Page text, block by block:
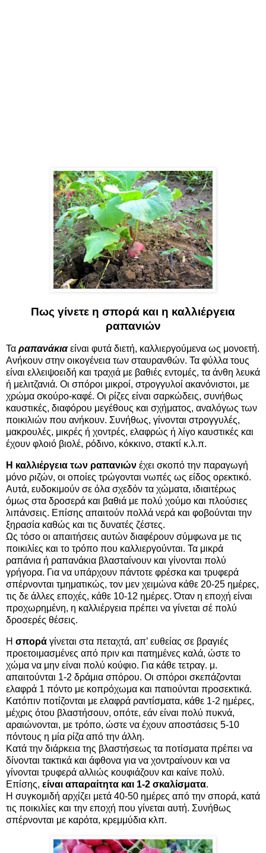
Πως γίνετε η σπορά και η καλλιέργεια
ραπανιών
Τα ραπανάκιαείναι φυτά διετή, καλλιεργούμενα ως μονοετή.
Ανήκουν στην οικογένεια των σταυρανθών. Τα φύλλα τους
είναι ελλειψοειδή και τραχιά με βαθιές εντομές, τα άνθη λευκά
ή μελιτζανιά. Οι σπόροι μικροί, στρογγυλοί ακανόνιστοι, με
χρώμα σκούρο-καφέ. Οι ρίζες είναι σαρκώδεις, συνήθως
καυστικές, διαφόρου μεγέθους και σχήματος, αναλόγως των
ποικιλιών που ανήκουν. Συνήθως, γίνονται στρογγυλές,
μακρουλές, μικρές ή χοντρές, ελαφρώς ή λίγο καυστικές και
έχουν φλοιό βιολέ, ρόδινο, κόκκινο, στακτί κ.λ.π.
Η καλλιέργεια των ραπανιών έχει σκοπό την παραγωγή
μόνο ριζών, οι οποίες τρώγονται νωπές ως είδος ορεκτικό.
Αυτά, ευδοκιμούν σε όλα σχεδόν τα χώματα, ιδιαιτέρως
όμως στα δροσερά και βαθιά με πολύ χούμο και πλούσιες
λιπάνσεις. Επίσης απαιτούν πολλά νερά και φοβούνται την
ξηρασία καθώς και τις δυνατές ζέστες.
Ως τόσο οι απαιτήσεις αυτών διαφέρουν σύμφωνα με τις
ποικιλίες και το τρόπο που καλλιεργούνται. Τα μικρά
ραπάνια ή ραπανάκια βλασταίνουν και γίνονται πολύ
γρήγορα. Για να υπάρχουν πάντοτε φρέσκα και τρυφερά
σπέρνονται τμηματικώς, τον μεν χειμώνα κάθε 20-25 ημέρες,
τις δε άλλες εποχές, κάθε 10-12 ημέρες. Όταν η εποχή είναι
προχωρημένη, η καλλιέργεια πρέπει να γίνεται σέ πολύ
δροσερές θέσεις.
Η σπορά γίνεται στα πεταχτά, απ’ ευθείας σε βραγιές
προετοιμασμένες από πριν και πατημένες καλά, ώστε το
χώμα να μην είναι πολύ κούφιο. Για κάθε τετραγ. μ.
απαιτούνται 1-2 δράμια σπόρου. Οι σπόροι σκεπάζονται
ελαφρά 1 πόντο με κοπρόχωμα και πατιούνται προσεκτικά.
Κατόπιν ποτίζονται με ελαφρά ραντίσματα, κάθε 1-2 ημέρες,
μέχρις ότου βλαστήσουν, οπότε, εάν είναι πολύ πυκνά,
αραιώνονται, με τρόπο, ώστε να έχουν αποστάσεις 5-10
πόντους η μία ρίζα από την άλλη.
Κατά την διάρκεια της βλαστήσεως τα ποτίσματα πρέπει να
δίνονται τακτικά και άφθονα για να χοντραίνουν και να
γίνονται τρυφερά αλλιώς κουφιάζουν και καίνε πολύ.
Επίσης, είναι απαραίτητα και 1-2 σκαλίσματα.
Η συγκομιδή αρχίζει μετά 40-50 ημέρες από την σπορά, κατά
τις ποικιλίες και την εποχή που γίνεται αυτή. Συνήθως
σπέρνονται με καρότα, κρεμμύδια κλπ.